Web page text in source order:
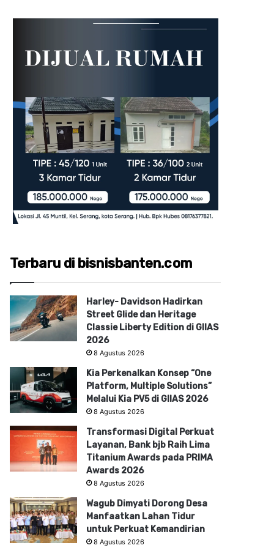
Terbaru di bisnisbanten.com
Harley- Davidson Hadirkan
Street Glide dan Heritage
Classie Liberty Edition di GIIAS
2026
8 Agustus 2026
Kia Perkenalkan Konsep “One
Platform, Multiple Solutions”
Melalui Kia PV5 di GIIAS 2026
8 Agustus 2026
Transformasi Digital Perkuat
Layanan, Bank bjb Raih Lima
Titanium Awards pada PRIMA
Awards 2026
8 Agustus 2026
Wagub Dimyati Dorong Desa
Manfaatkan Lahan Tidur
untuk Perkuat Kemandirian
8 Agustus 2026